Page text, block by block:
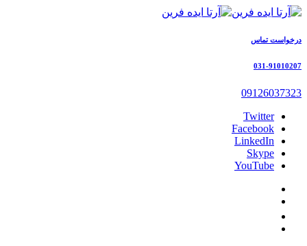
درخواست تماس
031-91010207
09126037323
Twitter
Facebook
LinkedIn
Skype
YouTube